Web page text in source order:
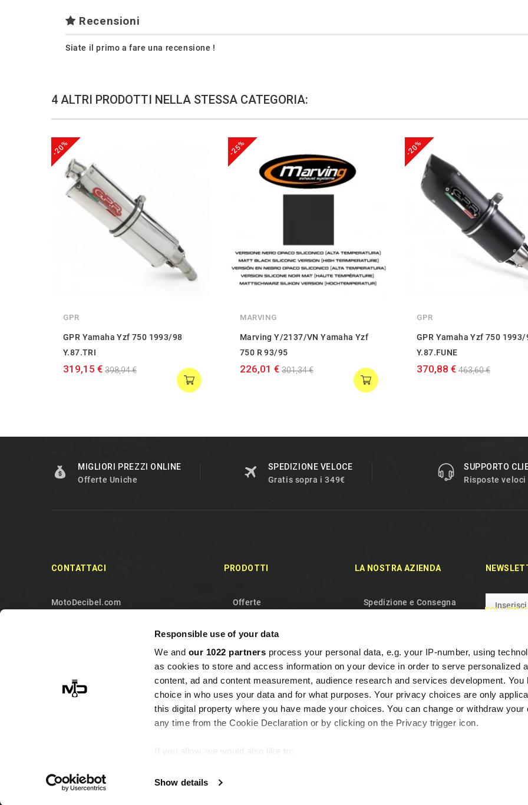
Responsible use of your data
We and our 1022 partners process your personal data, e.g. your IP-number, using
as cookies to store and access information on your device in order to serve personalized
content, ad and content measurement, audience research and services development. You
choice in who uses your data and for what purposes. Your privacy choices are only
this digital property where you have made your choices. You can change or withdraw your
any time from the Cookie Declaration or by clicking on the Privacy trigger icon.
If you allow, we would also like to:
meters
Show details
Recensioni
Siate il primo a fare una recensione !
4 ALTRI PRODOTTI NELLA STESSA CATEGORIA:
-20%
GPR
GPR Yamaha Yzf 750 1993/98
Y.87.TRI
319,15 € 398,94 €
-25%
MARVING
Marving Y/2137/VN Yamaha Yzf
750 R 93/95
226,01 € 301,34 €
-20%
GPR
GPR Yamaha Yzf 750 1993/
Y.87.FUNE
370,88 € 463,60 €
MIGLIORI PREZZI ONLINE
Offerte Uniche
SPEDIZIONE VELOCE
Gratis sopra i 349€
SUPPORTO
Risposte veloci
CONTATTACI
MotoDecibel.com
Torino
+393513946375 (Whatsapp)
PRODOTTI
Offerte
Più venduti
Contattaci
LA NOSTRA AZIENDA
Spedizione e Consegna
Chi siamo
Garanzia e Recesso
Domande Frequenti
Programma Fedeltà
FOLLOW